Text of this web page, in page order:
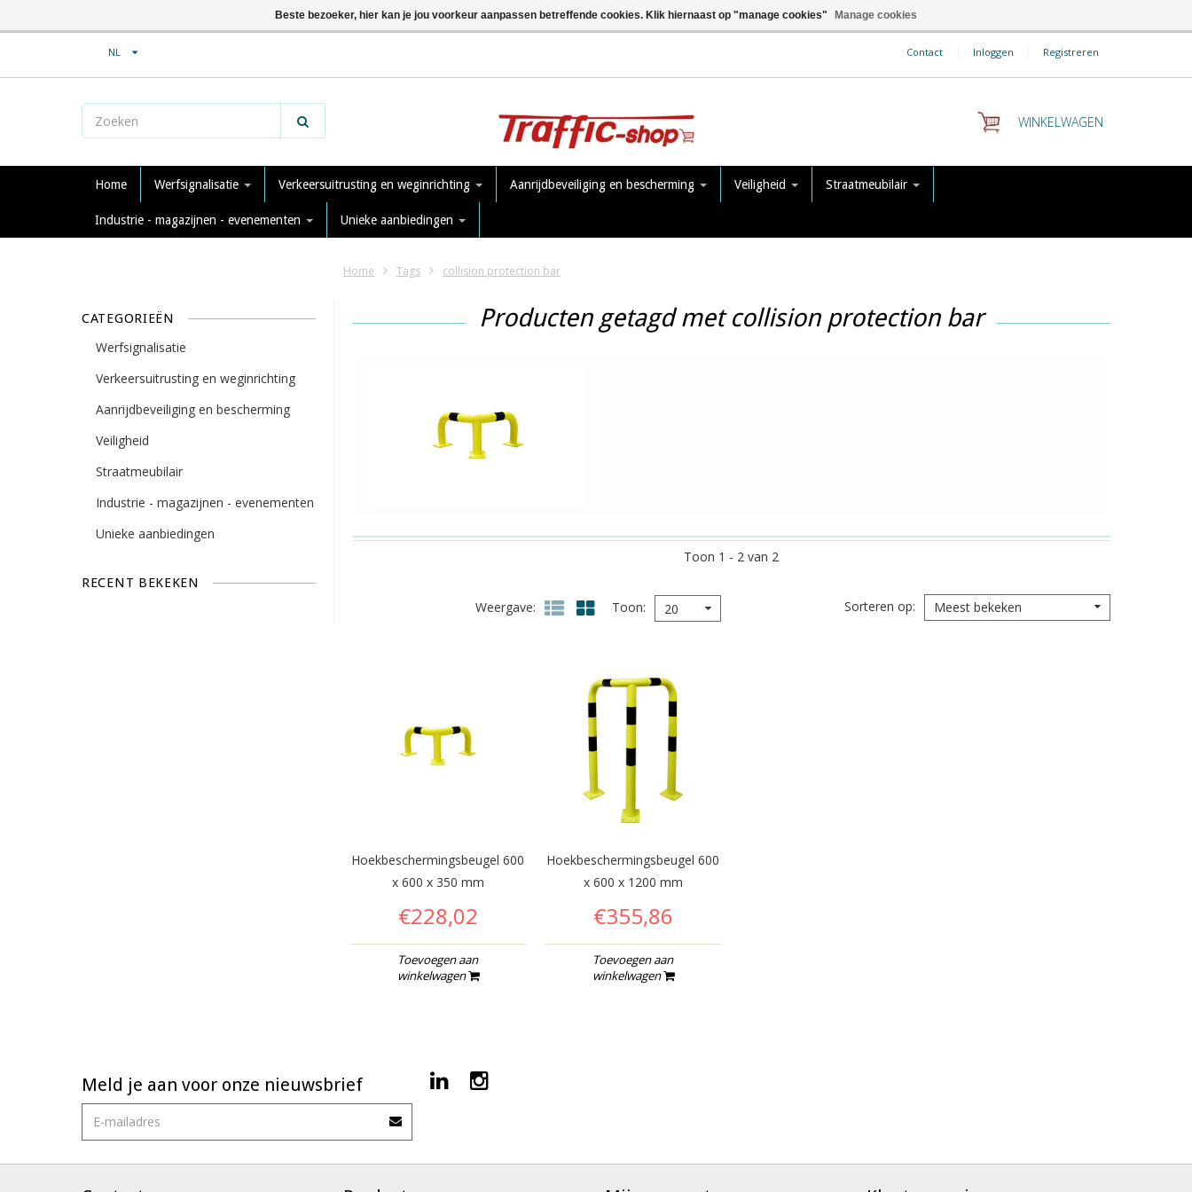
NL Contact | Inloggen | Registreren
WINKELWAGEN
Home Werfsignalisatie Verkeersuitrusting en weginrichting Aanrijdbeveiliging en bescherming Veiligheid Straatmeubilair
Industrie - magazijnen - evenementen Unieke aanbiedingen
Home Tags collision protection bar
CATEGORIEËN
Werfsignalisatie
Verkeersuitrusting en weginrichting
Aanrijdbeveiliging en bescherming
Veiligheid
Straatmeubilair
Industrie - magazijnen - evenementen
Unieke aanbiedingen
RECENT BEKEKEN
Producten getagd met collision protection bar
Toon 1 - 2 van 2
Weergave Toon 20 Sorteren op Meest bekeken
Hoekbeschermingsbeugel 600
x 600 x 350 mm
€228,02
Toevoegen aan
winkelwagen
Hoekbeschermingsbeugel 600
x 600 x 1200 mm
€355,86
Toevoegen aan
winkelwagen
Meld je aan voor onze nieuwsbrief
Beste bezoeker, hier kan je jou voorkeur aanpassen betreffende cookies. Klik hiernaast op "manage cookies" Manage cookies